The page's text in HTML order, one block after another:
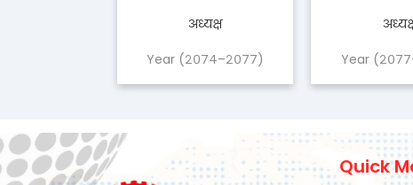
अध्यक्ष
Year (२०७४–२०७७)
Year
Quick